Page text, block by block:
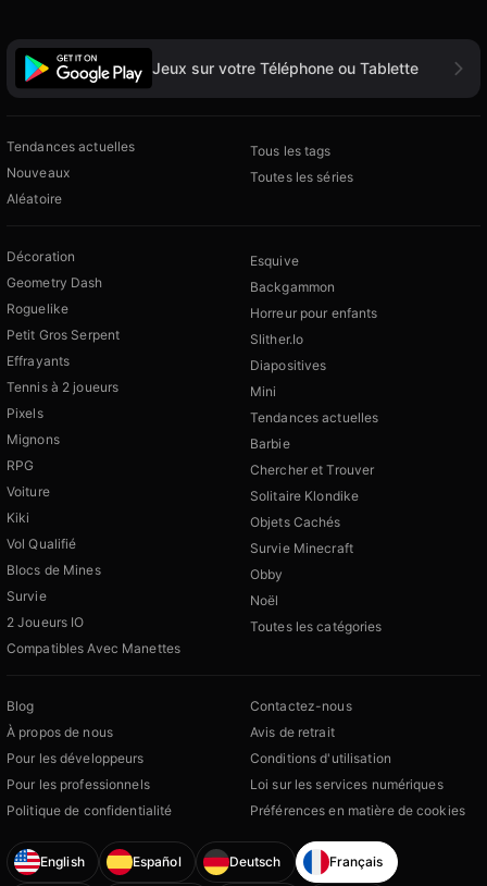
Jeux sur votre Téléphone ou Tablette
Tendances actuelles
Nouveaux
Aléatoire
Tous les tags
Toutes les séries
Décoration
Geometry Dash
Roguelike
Petit Gros Serpent
Effrayants
Tennis à 2 joueurs
Pixels
Mignons
RPG
Voiture
Kiki
Vol Qualifié
Blocs de Mines
Survie
2 Joueurs IO
Compatibles Avec Manettes
Esquive
Backgammon
Horreur pour enfants
Slither.Io
Diapositives
Mini
Tendances actuelles
Barbie
Chercher et Trouver
Solitaire Klondike
Objets Cachés
Survie Minecraft
Obby
Noël
Toutes les catégories
Blog
À propos de nous
Pour les développeurs
Pour les professionnels
Politique de confidentialité
Contactez-nous
Avis de retrait
Conditions d'utilisation
Loi sur les services numériques
Préférences en matière de cookies
English Español Deutsch Français